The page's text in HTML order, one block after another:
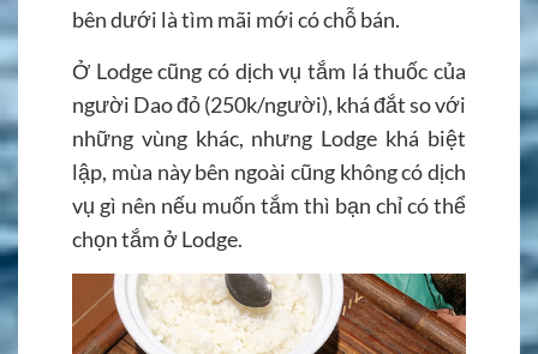
bên dưới là tìm mãi mới có chỗ bán.
Ở Lodge cũng có dịch vụ tắm lá thuốc của
người Dao đỏ (250k/người), khá đắt so với
những vùng khác, nhưng Lodge khá biệt
lập, mùa này bên ngoài cũng không có dịch
vụ gì nên nếu muốn tắm thì bạn chỉ có thể
chọn tắm ở Lodge.